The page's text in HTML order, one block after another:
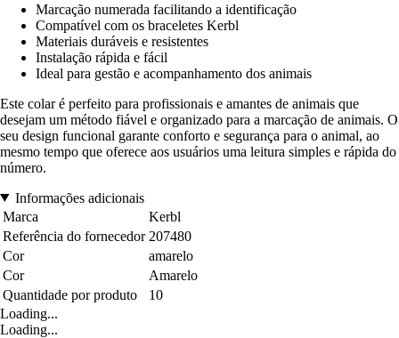
Marcação numerada facilitando a identificação
Compatível com os braceletes Kerbl
Materiais duráveis e resistentes
Instalação rápida e fácil
Ideal para gestão e acompanhamento dos animais
Este colar é perfeito para profissionais e amantes de animais que
desejam um método fiável e organizado para a marcação de animais. O
seu design funcional garante conforto e segurança para o animal, ao
mesmo tempo que oferece aos usuários uma leitura simples e rápida do
número.
Informações adicionais
Marca
Kerbl
Referência do fornecedor 207480
Cor
amarelo
Cor
Amarelo
Quantidade por produto
10
Loading...
Loading...